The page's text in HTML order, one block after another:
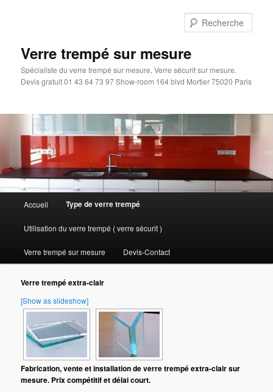
Verre trempé sur mesure
Spécialiste du verre trempé sur mesure, Verre sécurit sur mesure.
Devis gratuit 01 43 64 73 97 Show-room 164 blvd Mortier 75020 Paris
principal
Accueil Type de verre trempé
Utilisation du verre trempé ( verre sécurit )
Verre trempé sur mesure Devis-Contact
Verre trempé extra-clair
[Show as slideshow]
Fabrication, vente et installation de verre trempé extra-clair sur
mesure. Prix compétitif et délai court.